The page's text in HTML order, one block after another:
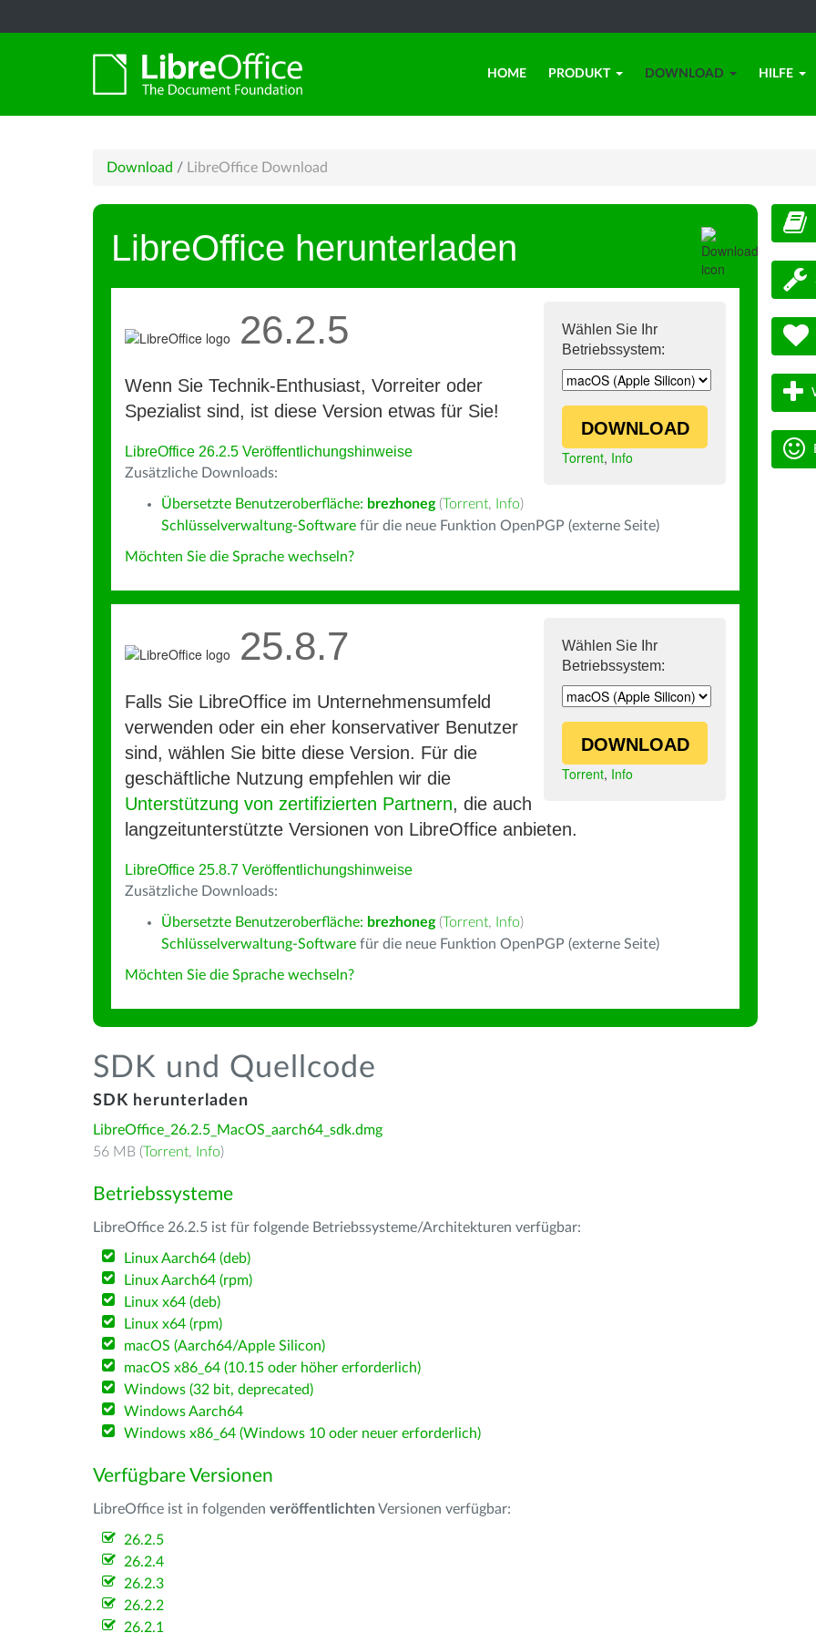
HOME PRODUKT DOWNLOAD HILFE
Download / LibreOffice Download
LibreOffice herunterladen
Wählen Sie Ihr
Betriebssystem:
DOWNLOAD
Torrent, Info
26.2.5
Wenn Sie Technik-Enthusiast, Vorreiter oder
Spezialist sind, ist diese Version etwas für Sie!
LibreOffice 26.2.5 Veröffentlichungshinweise
Zusätzliche Downloads:
Übersetzte Benutzeroberfläche: brezhoneg (Torrent, Info)
Schlüsselverwaltung-Software für die neue Funktion OpenPGP (externe Seite)
Möchten Sie die Sprache wechseln?
Wählen Sie Ihr
Betriebssystem:
DOWNLOAD
Torrent, Info
25.8.7
Falls Sie LibreOffice im Unternehmensumfeld
verwenden oder ein eher konservativer Benutzer
sind, wählen Sie bitte diese Version. Für die
geschäftliche Nutzung empfehlen wir die
Unterstützung von zertifizierten Partnern, die auch
langzeitunterstützte Versionen von LibreOffice anbieten.
LibreOffice 25.8.7 Veröffentlichungshinweise
Zusätzliche Downloads:
Übersetzte Benutzeroberfläche: brezhoneg (Torrent, Info)
Schlüsselverwaltung-Software für die neue Funktion OpenPGP (externe Seite)
Möchten Sie die Sprache wechseln?
SDK und Quellcode
SDK herunterladen
LibreOffice_26.2.5_MacOS_aarch64_sdk.dmg
56 MB (Torrent, Info)
Betriebssysteme
LibreOffice 26.2.5 ist für folgende Betriebssysteme/Architekturen verfügbar:
Linux Aarch64 (deb)
Linux Aarch64 (rpm)
Linux x64 (deb)
Linux x64 (rpm)
macOS (Aarch64/Apple Silicon)
macOS x86_64 (10.15 oder höher erforderlich)
Windows (32 bit, deprecated)
Windows Aarch64
Windows x86_64 (Windows 10 oder neuer erforderlich)
Verfügbare Versionen
LibreOffice ist in folgenden veröffentlichten Versionen verfügbar:
26.2.5
26.2.4
26.2.3
26.2.2
26.2.1